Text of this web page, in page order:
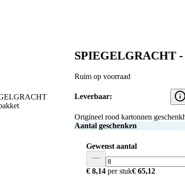
SPIEGELGRACHT
Ruim op voorraad
Leverbaar:
Origineel rood kartonnen
Aantal geschenken
Gewenst aantal
€ 8,14 per stuk€ 65,12